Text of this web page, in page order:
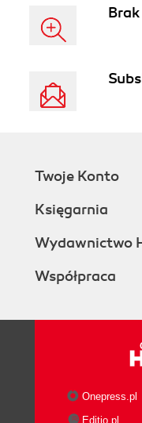
Twoje Konto
Księgarnia
Wydawnictwo
Współpraca
Onepress.pl
Editio.pl